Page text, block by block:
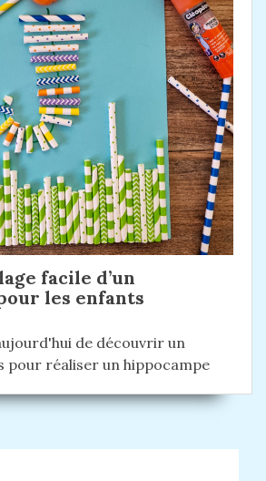
facile d’un
les enfants
de découvrir un
pour réaliser un hippocampe